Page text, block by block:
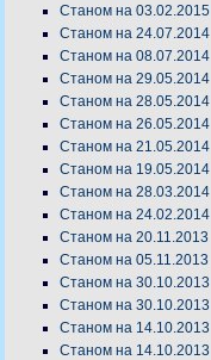
Станом на 03.02.2015
Станом на 24.07.2014
Станом на 08.07.2014
Станом на 29.05.2014
Станом на 28.05.2014
Станом на 26.05.2014
Станом на 21.05.2014
Станом на 19.05.2014
Станом на 28.03.2014
Станом на 24.02.2014
Станом на 20.11.2013
Станом на 05.11.2013
Станом на 30.10.2013
Станом на 30.10.2013
Станом на 14.10.2013
Станом на 14.10.2013